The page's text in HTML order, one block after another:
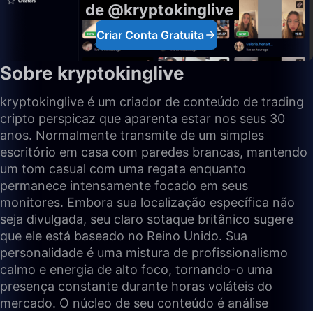
de @kryptokinglive
Criar Conta Gratuita
Sobre kryptokinglive
kryptokinglive é um criador de conteúdo de trading
cripto perspicaz que aparenta estar nos seus 30
anos. Normalmente transmite de um simples
escritório em casa com paredes brancas, mantendo
um tom casual com uma regata enquanto
permanece intensamente focado em seus
monitores. Embora sua localização específica não
seja divulgada, seu claro sotaque britânico sugere
que ele está baseado no Reino Unido. Sua
personalidade é uma mistura de profissionalismo
calmo e energia de alto foco, tornando-o uma
presença constante durante horas voláteis do
mercado. O núcleo de seu conteúdo é análise